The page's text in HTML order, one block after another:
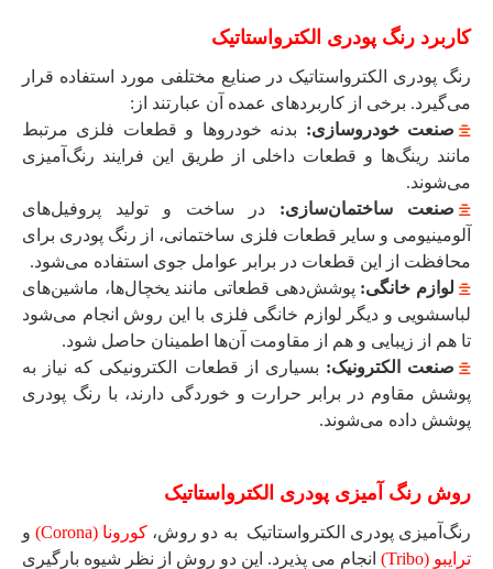
کاربرد رنگ پودری الکترواستاتیک
رنگ پودری الکترواستاتیک در صنایع مختلفی مورد استفاده قرار
می‌گیرد. برخی از کاربردهای عمده آن عبارتند از:
صنعت خودروسازی: بدنه خودروها و قطعات فلزی مرتبط
مانند رینگ‌ها و قطعات داخلی از طریق این فرایند رنگ‌آمیزی
می‌شوند.
صنعت ساختمان‌سازی: در ساخت و تولید پروفیل‌های
آلومینیومی و سایر قطعات فلزی ساختمانی، از رنگ پودری برای
محافظت از این قطعات در برابر عوامل جوی استفاده می‌شود.
لوازم خانگی: پوشش‌دهی قطعاتی مانند یخچال‌ها، ماشین‌های
لباسشویی و دیگر لوازم خانگی فلزی با این روش انجام می‌شود
تا هم از زیبایی و هم از مقاومت آن‌ها اطمینان حاصل شود.
صنعت الکترونیک: بسیاری از قطعات الکترونیکی که نیاز به
پوشش مقاوم در برابر حرارت و خوردگی دارند، با رنگ پودری
پوشش داده می‌شوند.
روش رنگ آمیزی پودری الکترواستاتیک
رنگ‌آمیزی پودری الکترواستاتیک به دو روش، کورونا (Corona)
و
ترایبو (Tribo)
انجام می پذیرد. این دو روش از نظر شیوه بارگیری